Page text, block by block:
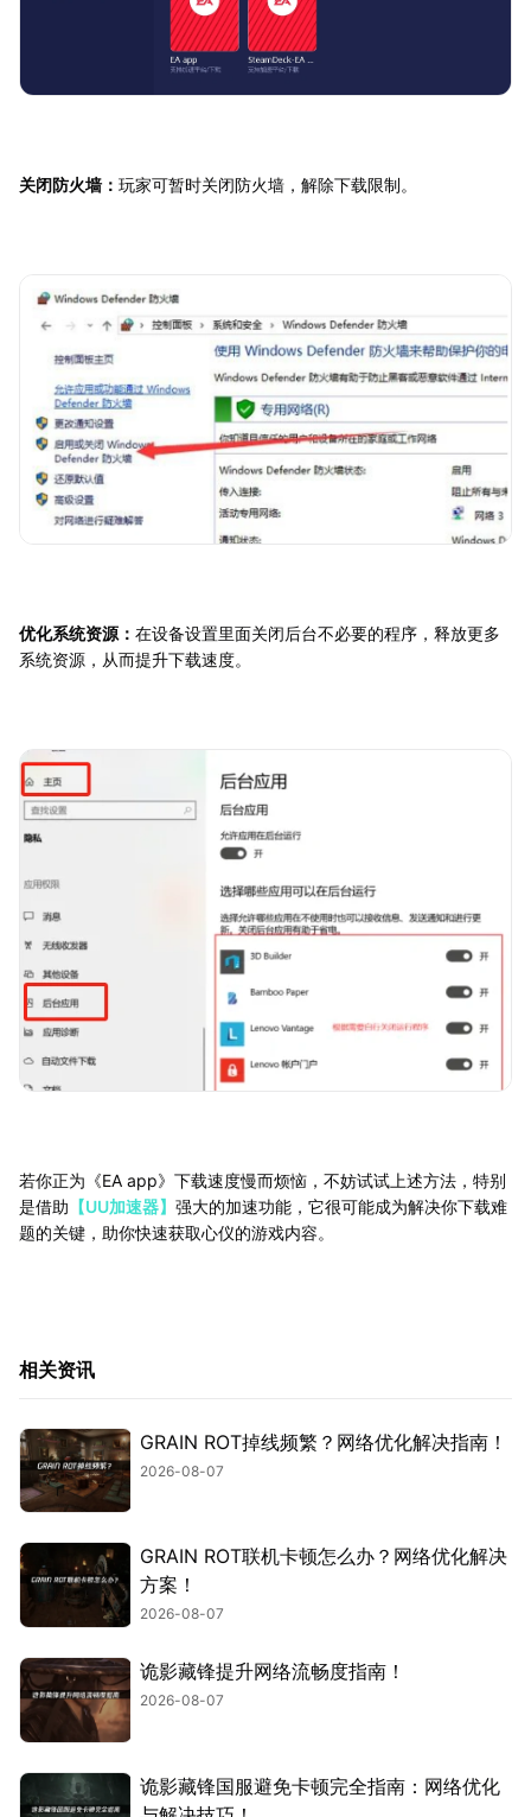
关闭防火墙： 玩家可暂时关闭防火墙，解除下载限制。
优化系统资源： 在设备设置里面关闭后台不必要的程序，释放更多
系统资源，从而提升下载速度。
若你正为《EA app》下载速度慢而烦恼，不妨试试上述方法，特别
是借助 【UU加速器】 强大的加速功能，它很可能成为解决你下载难
题的关键，助你快速获取心仪的游戏内容。
相关资讯
GRAIN ROT掉线频繁？网络优化解决指南！
2026-08-07
GRAIN ROT联机卡顿怎么办？网络优化解决
方案！
2026-08-07
诡影藏锋提升网络流畅度指南！
2026-08-07
诡影藏锋国服避免卡顿完全指南：网络优化